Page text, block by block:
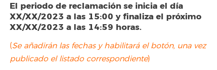
El periodo de reclamación se inicia el día
XX/XX/2023 a las 15:00 y finaliza el próximo
XX/XX/2023 a las 14:59 horas.
(Se añadirán las fechas y habilitará el botón, una vez
publicado el listado correspondiente)